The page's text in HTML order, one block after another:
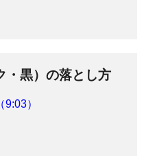
・黒）の落とし方
）